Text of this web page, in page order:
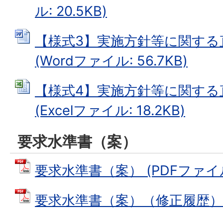
ル: 20.5KB)
【様式3】実施方針等に関す
(Wordファイル: 56.7KB)
【様式4】実施方針等に関す
(Excelファイル: 18.2KB)
要求水準書（案）
要求水準書（案） (PDFファ
要求水準書（案）（修正履歴